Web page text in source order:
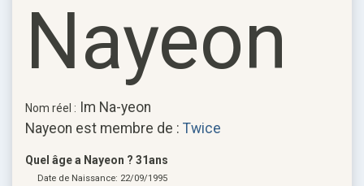
Nayeon
Nom réel : Im Na-yeon
Nayeon est membre de : Twice
Quel âge a Nayeon ? 31ans
Date de Naissance: 22/09/1995